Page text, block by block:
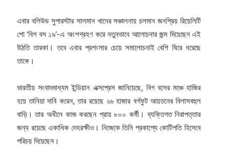
এবার বলিউড সুপারস্টার সালমান খানের সঞ্চালনায় চলমান জনপ্রিয় রিয়েলিটি
শো ‘বিগ বস ১৯’-এ অংশগ্রহণ করে নতুনভাবে আলোচনার জন্ম দিয়েছেন এই
উঠতি তারকা। তবে এবার প্রশংসার চেয়ে সমালোচনাই বেশি ঘিরে ধরেছে
তাকে।
ভারতীয় সংবাদমাধ্যম ইন্ডিয়ান এক্সপ্রেস জানিয়েছে, বিগ বসের মঞ্চে হাজির
হয়ে তানিয়া দাবি করেন, তার রয়েছে ২৬ হাজার বর্গফুট আয়তনের বিলাসবহুল
বাড়ি। তার অধীনে কাজ করছেন প্রায় ৮০০ কর্মী। ব্যক্তিগত নিরাপত্তার
জন্য রয়েছে একাধিক দেহরক্ষীও। নিজেকে তিনি প্রকাশ্যে কোটিপতি হিসেবে
পরিচয় দিয়েছেন।